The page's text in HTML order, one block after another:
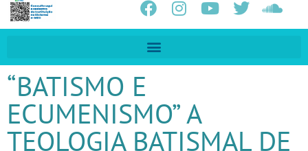
“BATISMO E
ECUMENISMO” A
TEOLOGIA BATISMAL DE